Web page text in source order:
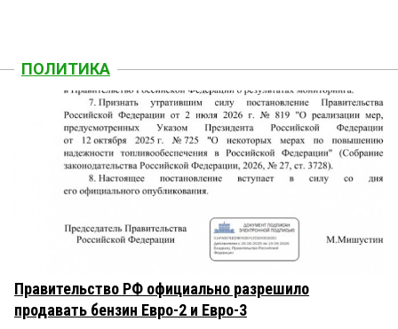
ПОЛИТИКА
Правительство РФ официально разрешило
продавать бензин Евро-2 и Евро-3